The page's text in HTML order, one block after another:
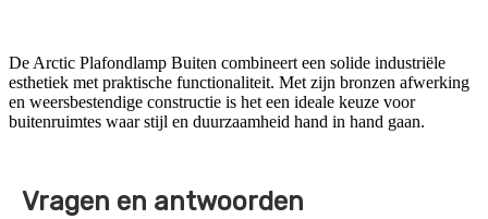
De Arctic Plafondlamp Buiten combineert een solide industriële
esthetiek met praktische functionaliteit. Met zijn bronzen afwerking
en weersbestendige constructie is het een ideale keuze voor
buitenruimtes waar stijl en duurzaamheid hand in hand gaan.
Vragen en antwoorden